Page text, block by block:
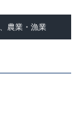
農業・漁業